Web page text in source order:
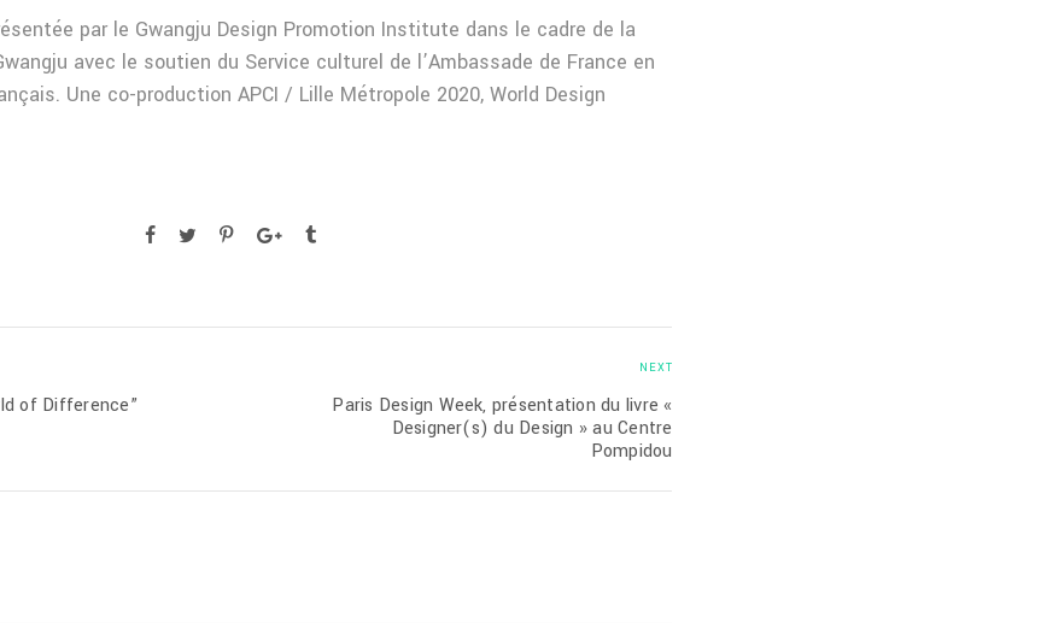
par le Gwangju Design Promotion Institute dans le cadre de la
avec le soutien du Service culturel de l’Ambassade de France en
Une co-production APCI / Lille Métropole 2020, World Design
of Difference”
NEXT
Paris Design Week, présentation du livre «
Designer(s) du Design » au Centre
Pompidou